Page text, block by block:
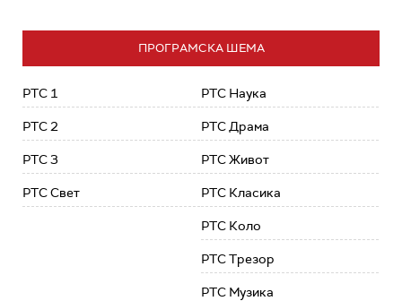
ПРОГРАМСКА ШЕМА
РТС 1
РТС 2
РТС 3
РТС Свет
РТС Наука
РТС Драма
РТС Живот
РТС Класика
РТС Коло
РТС Трезор
РТС Музика